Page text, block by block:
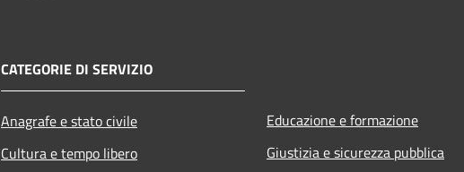
CATEGORIE DI SERVIZIO
Anagrafe e stato civile
Cultura e tempo libero
Educazione e formazione
Giustizia e sicurezza pubblica